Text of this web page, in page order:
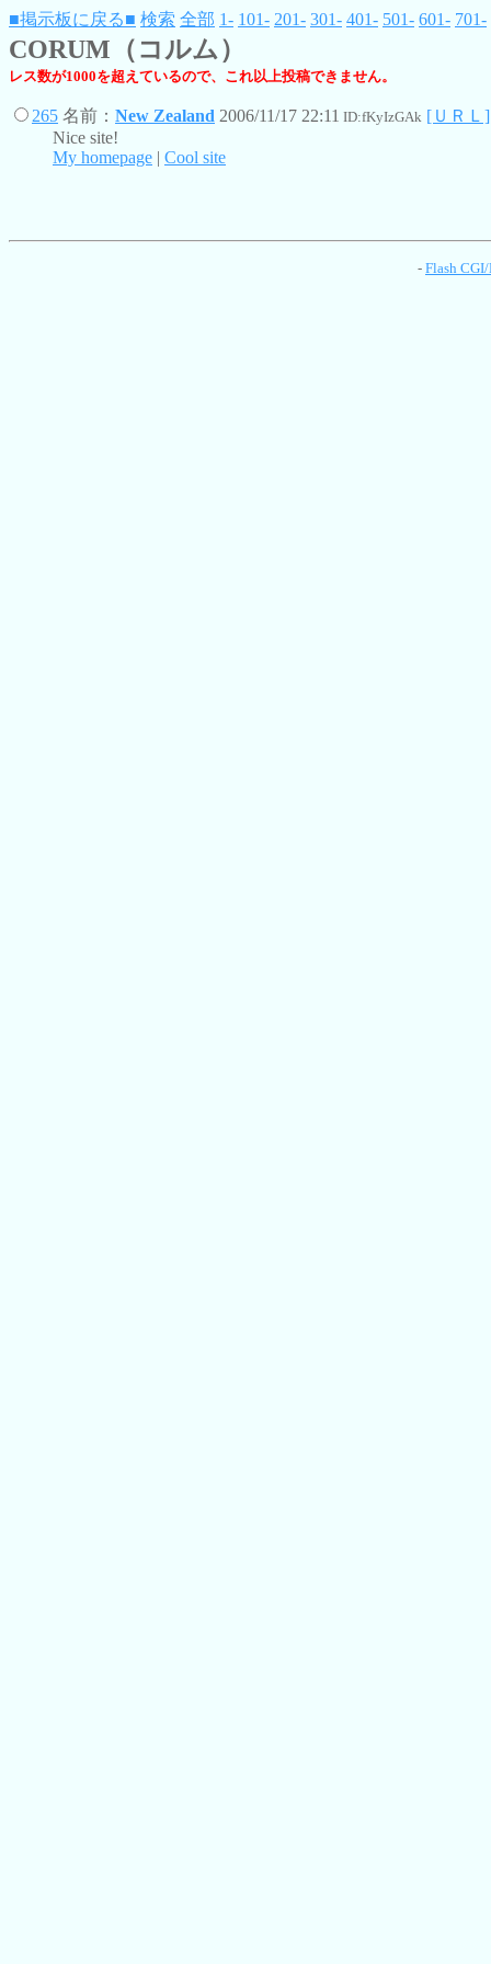
■掲示板に戻る■ 検索 全部 1- 101- 201- 301- 401- 501- 601- 701-
CORUM（コルム）
レス数が1000を超えているので、これ以上投稿できません。
265 名前： New Zealand 2006/11/17 22:11 ID:fKyIzGAk [ＵＲＬ]
Nice site!
My homepage | Cool site
- Flash